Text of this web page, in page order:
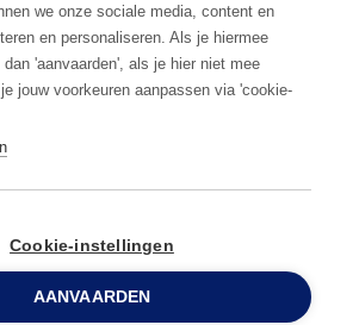
vragen
Privacy & cookies
2026Anticimex
0800 96 900
we onze sociale media, content en
en personaliseren. Als je hiermee
'aanvaarden', als je hier niet mee
jouw voorkeuren aanpassen via 'cookie-
Cookie-instellingen
AANVAARDEN